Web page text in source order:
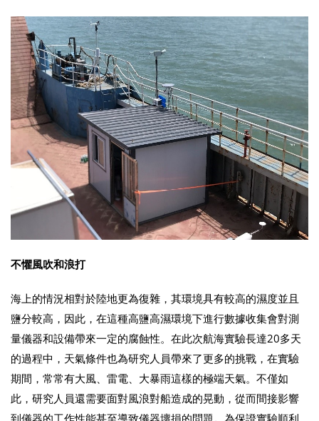
不懼風吹和浪打
海上的情況相對於陸地更為復雜，其環境具有較高的濕度並且
鹽分較高，因此，在這種高鹽高濕環境下進行數據收集會對測
量儀器和設備帶來一定的腐蝕性。在此次航海實驗長達20多天
的過程中，天氣條件也為研究人員帶來了更多的挑戰，在實驗
期間，常常有大風、雷電、大暴雨這樣的極端天氣。不僅如
此，研究人員還需要面對風浪對船造成的晃動，從而間接影響